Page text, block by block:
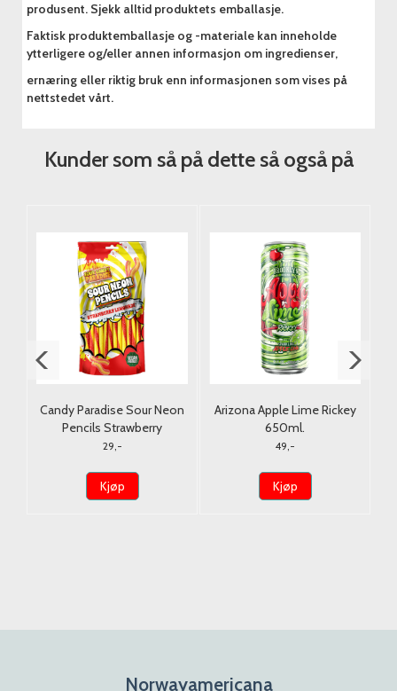
produsent. Sjekk alltid produktets emballasje.
Faktisk produktemballasje og -materiale kan inneholde
ytterligere og/eller annen informasjon om ingredienser,
ernæring eller riktig bruk enn informasjonen som vises på
nettstedet vårt.
Kunder som så på dette så også på
Candy Paradise Sour Neon
Pencils Strawberry
Lemonade 130g. Halal/
29,-
Kjøp
Arizona Apple Lime Rickey
650ml.
49,-
Kjøp
Norwayamericana